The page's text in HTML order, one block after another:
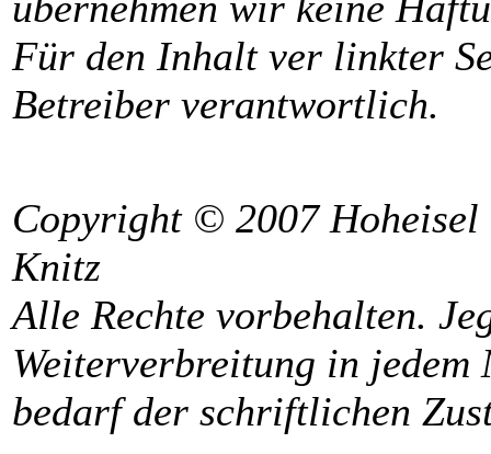
Für den Inhalt ver linkter
Betreiber verantwortlich.
Copyright © 2007
Knitz
Alle Rechte vorbehalten.
Weiterverbreitung in jedem
bedarf der schriftlichen